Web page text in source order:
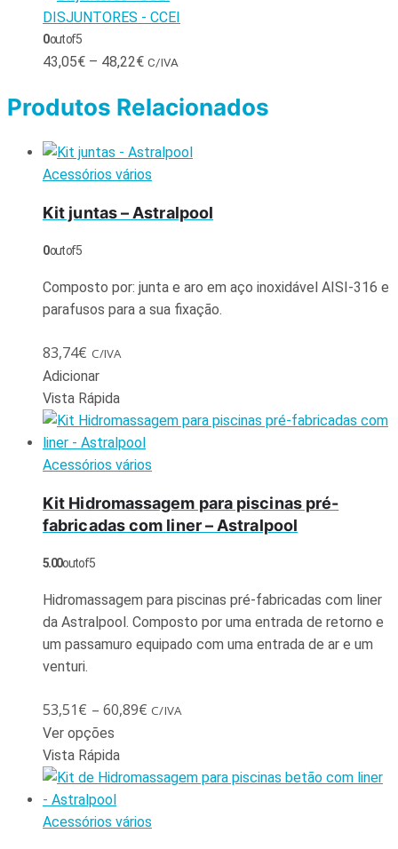
DISJUNTORES - CCEI
0out of 5
43,05€ – 48,22€ C/IVA
Produtos Relacionados
Acessórios vários
Kit juntas – Astralpool
0out of 5
Composto por: junta e aro em aço inoxidável AISI-316 e
parafusos para a sua fixação.
83,74€ C/IVA
Adicionar
Vista Rápida
Acessórios vários
Kit Hidromassagem para piscinas pré-
fabricadas com liner – Astralpool
5.00out of 5
Hidromassagem para piscinas pré-fabricadas com liner
da Astralpool. Composto por uma entrada de retorno e
um passamuro equipado com uma entrada de ar e um
venturi.
53,51€ – 60,89€ C/IVA
Ver opções
Vista Rápida
Acessórios vários